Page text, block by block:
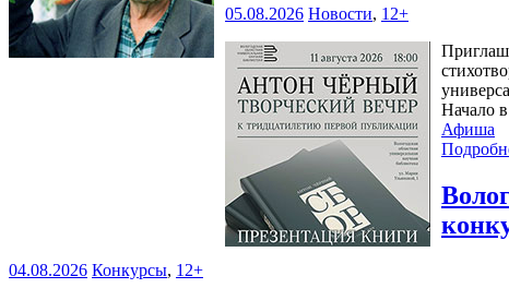
05.08.2026 Новости, 12+
Начало в
Афиша
04.08.2026 Конкурсы, 12+